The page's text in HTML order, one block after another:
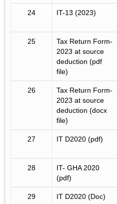
24 IT-13 (2023)
25
Tax Return Form-
2023 at source
deduction (pdf
file)
26
Tax Return Form-
2023 at source
deduction (docx
file)
27 IT D2020 (pdf)
28
IT- GHA 2020
(pdf)
29 IT D2020 (Doc)